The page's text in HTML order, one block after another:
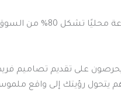
يدل على قوة حرفة النجارة في البلاد
يحرصون على تقديم
يتحول رؤيتك إلى واقع